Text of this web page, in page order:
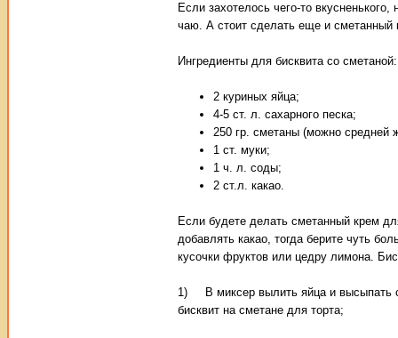
Если захотелось чего-то
чаю. А стоит сделать еще и сметанный
Ингредиенты для бисквита со сметаной:
2 куриных яйца;
4-5 ст. л. сахарного песка;
250 гр. сметаны (можно средней
1 ст. муки;
1 ч. л. соды;
2 ст.л. какао.
Если будете делать сметанный крем
добавлять какао, тогда берите чуть
кусочки фруктов или цедру лимона.
1) В миксер вылить яйца и высыпать
бисквит на сметане для торта;